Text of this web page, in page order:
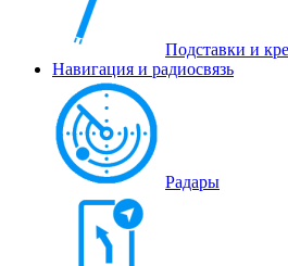
Подставки и
Навигация и радиосвязь
Радары